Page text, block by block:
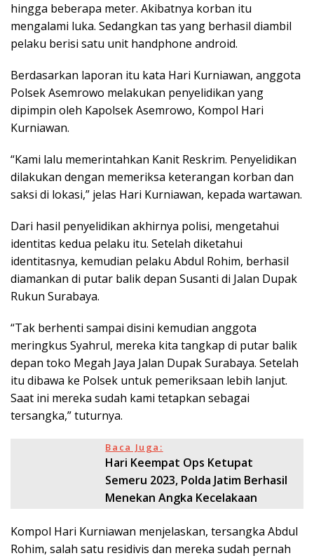
hingga beberapa meter. Akibatnya korban itu
mengalami luka. Sedangkan tas yang berhasil diambil
pelaku berisi satu unit handphone android.
Berdasarkan laporan itu kata Hari Kurniawan, anggota
Polsek Asemrowo melakukan penyelidikan yang
dipimpin oleh Kapolsek Asemrowo, Kompol Hari
Kurniawan.
“Kami lalu memerintahkan Kanit Reskrim. Penyelidikan
dilakukan dengan memeriksa keterangan korban dan
saksi di lokasi,” jelas Hari Kurniawan, kepada wartawan.
Dari hasil penyelidikan akhirnya polisi, mengetahui
identitas kedua pelaku itu. Setelah diketahui
identitasnya, kemudian pelaku Abdul Rohim, berhasil
diamankan di putar balik depan Susanti di Jalan Dupak
Rukun Surabaya.
“Tak berhenti sampai disini kemudian anggota
meringkus Syahrul, mereka kita tangkap di putar balik
depan toko Megah Jaya Jalan Dupak Surabaya. Setelah
itu dibawa ke Polsek untuk pemeriksaan lebih lanjut.
Saat ini mereka sudah kami tetapkan sebagai
tersangka,” tuturnya.
Baca Juga:
Hari Keempat Ops Ketupat
Semeru 2023, Polda Jatim Berhasil
Menekan Angka Kecelakaan
Kompol Hari Kurniawan menjelaskan, tersangka Abdul
Rohim, salah satu residivis dan mereka sudah pernah